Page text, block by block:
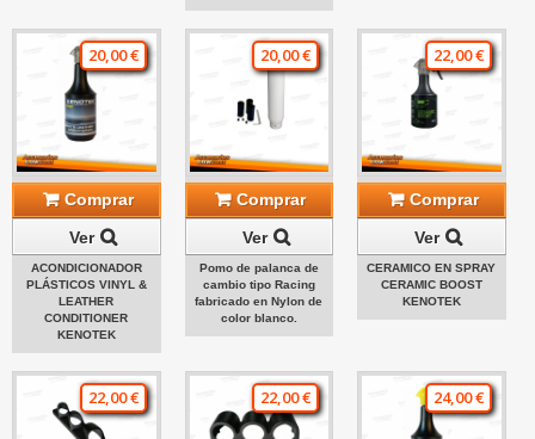
20,00 €
Comprar
Ver
ACONDICIONADOR
PLÁSTICOS VINYL &
LEATHER
CONDITIONER
KENOTEK
20,00 €
Comprar
Ver
Pomo de palanca de
cambio tipo Racing
fabricado en Nylon de
color blanco.
22,00 €
Comprar
Ver
CERAMICO EN SPRAY
CERAMIC BOOST
KENOTEK
22,00 € 22,00 € 24,00 €